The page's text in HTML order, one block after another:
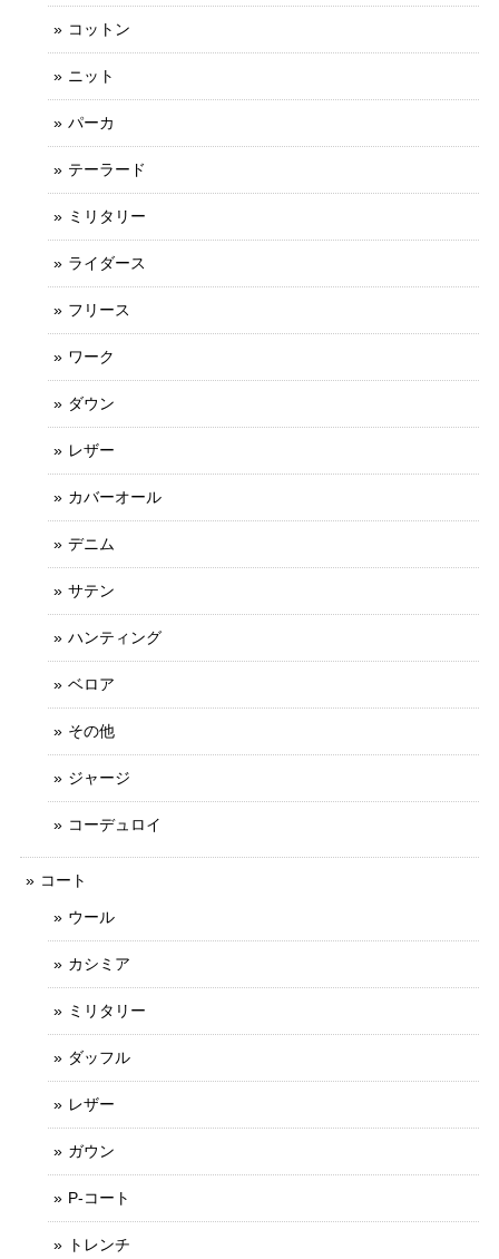
コットン
ニット
パーカ
テーラード
ミリタリー
ライダース
フリース
ワーク
ダウン
レザー
カバーオール
デニム
サテン
ハンティング
ベロア
その他
ジャージ
コーデュロイ
コート
ウール
カシミア
ミリタリー
ダッフル
レザー
ガウン
P-コート
トレンチ